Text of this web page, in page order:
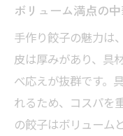
ボリューム満点の
手作り餃子の魅力は
皮は厚みがあり、具
べ応えが抜群です。
れるため、コスパを
の餃子はボリューム